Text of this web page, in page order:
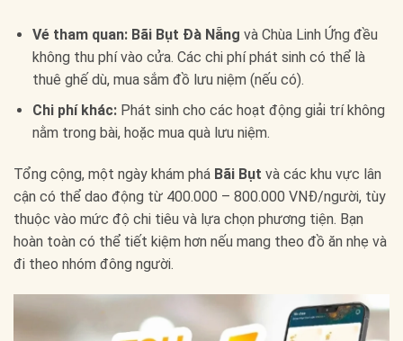
Vé tham quan: Bãi Bụt Đà Nẵng và Chùa Linh Ứng đều
không thu phí vào cửa. Các chi phí phát sinh có thể là
thuê ghế dù, mua sắm đồ lưu niệm (nếu có).
Chi phí khác:Phát sinh cho các hoạt động giải trí không
nằm trong bài, hoặc mua quà lưu niệm.
Tổng cộng, một ngày khám phá Bãi Bụt và các khu vực lân
cận có thể dao động từ 400.000 – 800.000 VNĐ/người, tùy
thuộc vào mức độ chi tiêu và lựa chọn phương tiện. Bạn
hoàn toàn có thể tiết kiệm hơn nếu mang theo đồ ăn nhẹ và
đi theo nhóm đông người.